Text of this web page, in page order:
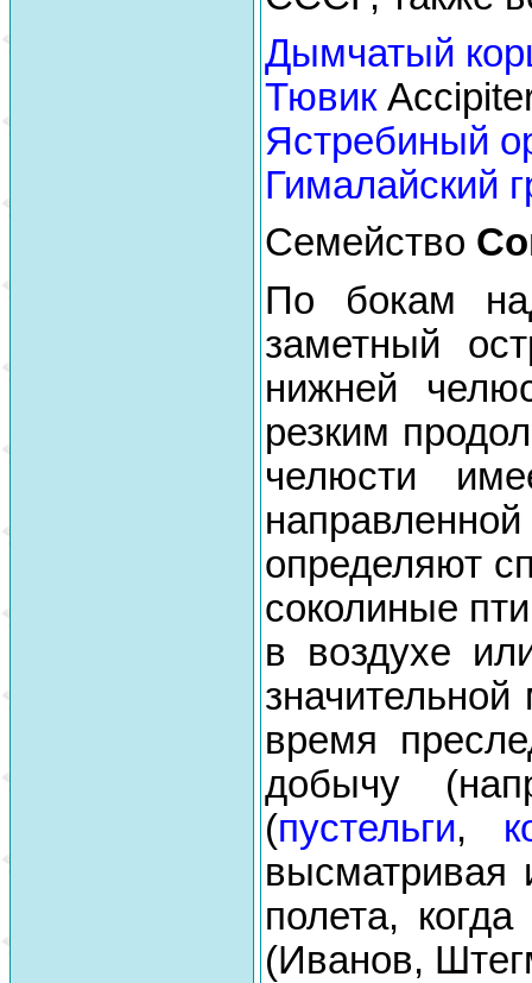
Дымчатый
Тювик
Ястребиный
Гималайский
Семейство
По бокам
заметный
нижней
резким
челюсти
определяют
соколиные
в воздухе
время
добычу
(пустельги,
высматривая
полета,
(Иванов,